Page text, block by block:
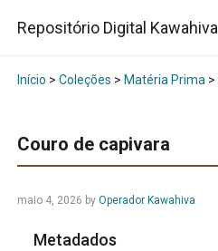
Repositório Digital Kawahiva
Início > Coleções > Matéria Prima>
Couro de capivara
maio 4, 2026 by Operador Kawahiva
Metadados